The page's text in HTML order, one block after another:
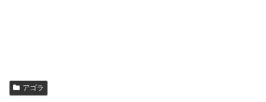
アゴラ